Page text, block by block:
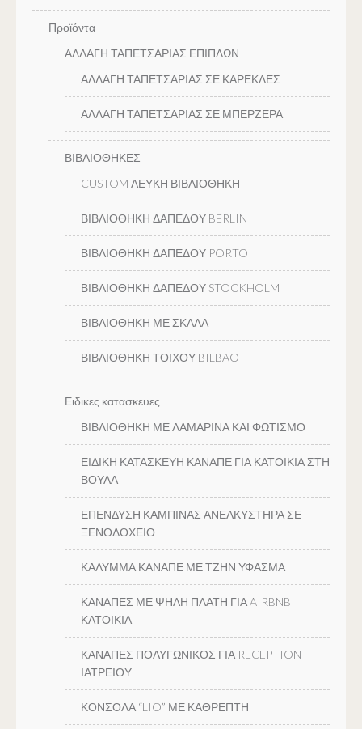
Προϊόντα
ΑΛΛΑΓΗ ΤΑΠΕΤΣΑΡΙΑΣ ΕΠΙΠΛΩΝ
ΑΛΛΑΓΗ ΤΑΠΕΤΣΑΡΙΑΣ ΣΕ ΚΑΡΕΚΛΕΣ
ΑΛΛΑΓΗ ΤΑΠΕΤΣΑΡΙΑΣ ΣΕ ΜΠΕΡΖΕΡΑ
ΒΙΒΛΙΟΘΗΚΕΣ
CUSTOM ΛΕΥΚΗ ΒΙΒΛΙΟΘΗΚΗ
ΒΙΒΛΙΟΘΗΚΗ ΔΑΠΕΔΟΥ BERLIN
ΒΙΒΛΙΟΘΗΚΗ ΔΑΠΕΔΟΥ PORTO
ΒΙΒΛΙΟΘΗΚΗ ΔΑΠΕΔΟΥ STOCKHOLM
ΒΙΒΛΙΟΘΗΚΗ ΜΕ ΣΚΑΛΑ
ΒΙΒΛΙΟΘΗΚΗ ΤΟΙΧΟΥ BILBAO
Ειδικες κατασκευες
ΒΙΒΛΙΟΘΗΚΗ ΜΕ ΛΑΜΑΡΙΝΑ ΚΑΙ ΦΩΤΙΣΜΟ
ΕΙΔΙΚΗ ΚΑΤΑΣΚΕΥΗ ΚΑΝΑΠΕ ΓΙΑ ΚΑΤΟΙΚΙΑ ΣΤΗ
ΒΟΥΛΑ
ΕΠΕΝΔΥΣΗ ΚΑΜΠΙΝΑΣ ΑΝΕΛΚΥΣΤΗΡΑ ΣΕ
ΞΕΝΟΔΟΧΕΙΟ
ΚΑΛΥΜΜΑ ΚΑΝΑΠΕ ΜΕ ΤΖΗΝ ΥΦΑΣΜΑ
ΚΑΝΑΠΕΣ ΜΕ ΨΗΛΗ ΠΛΑΤΗ ΓΙΑ AIRBNB
ΚΑΤΟΙΚΙΑ
ΚΑΝΑΠΕΣ ΠΟΛΥΓΩΝΙΚΟΣ ΓΙΑ RECEPTION
ΙΑΤΡΕΙΟΥ
ΚΟΝΣΟΛΑ “LIO” ΜΕ ΚΑΘΡΕΠΤΗ